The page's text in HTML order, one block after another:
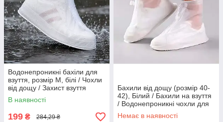
Водонепроникні бахіли для
взуття, розмір M, білі / Чохли
від дощу / Захист взуття
В наявності
199 ₴ 284,29 ₴
Бахили від дощу (розмір 40-
42), Білий / Бахили на взуття
/ Водонепроникні чохли для
взуття
Немає в наявності